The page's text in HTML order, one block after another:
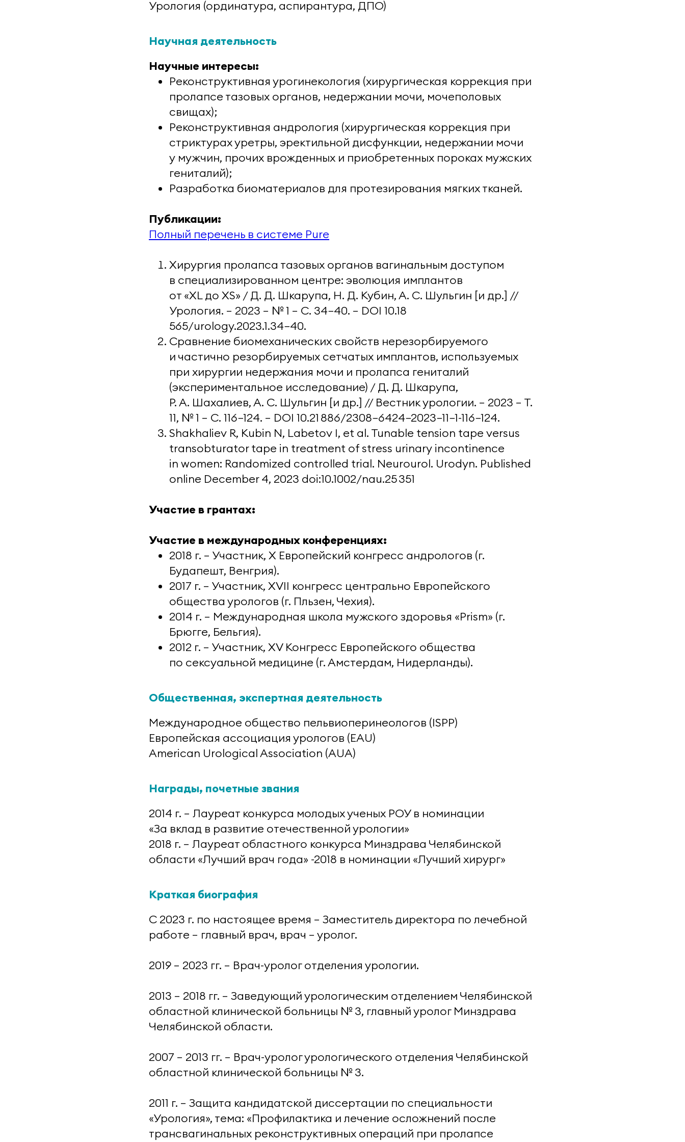
Урология (ординатура, аспирантура, ДПО)
Научная деятельность
Научные интересы:
Реконструктивная урогинекология (хирургическая коррекция при
пролапсе тазовых органов, недержании мочи, мочеполовых
свищах);
Реконструктивная андрология (хирургическая коррекция при
стриктурах уретры, эректильной дисфункции, недержании мочи
у мужчин, прочих врожденных и приобретенных пороках мужских
гениталий);
Разработка биоматериалов для протезирования мягких тканей.
Публикации:
Полный перечень в системе Pure
Хирургия пролапса тазовых органов вагинальным доступом
в специализированном центре: эволюция имплантов
от «XL до XS» / Д. Д. Шкарупа, Н. Д. Кубин, А. С. Шульгин [и др.] //
Урология. — 2023 — № 1 — С. 34−40. — DOI 10.18
565/urology.2023.1.34−40.
Сравнение биомеханических свойств нерезорбируемого
и частично резорбируемых сетчатых имплантов, используемых
при хирургии недержания мочи и пролапса гениталий
(экспериментальное исследование) / Д. Д. Шкарупа,
Р. А. Шахалиев, А. С. Шульгин [и др.] // Вестник урологии. — 2023 — Т.
11, № 1 — С. 116−124. — DOI 10.21 886/2308−6424−2023−11−1-116−124.
Shakhaliev R, Kubin N, Labetov I, et al. Tunable tension tape versus
transobturator tape in treatment of stress urinary incontinence
in women: Randomized controlled trial. Neurourol. Urodyn. Published
online December 4, 2023 doi:10.1002/nau.25 351
Участие в грантах:
Участие в международных конференциях:
2018 г. — Участник, X Европейский конгресс андрологов (г.
Будапешт, Венгрия).
2017 г. — Участник, XVII конгресс центрально Европейского
общества урологов (г. Пльзен, Чехия).
2014 г. — Международная школа мужского здоровья «Prism» (г.
Брюгге, Бельгия).
2012 г. — Участник, XV Конгресс Европейского общества
по сексуальной медицине (г. Амстердам, Нидерланды).
Общественная, экспертная деятельность
Международное общество пельвиоперинеологов (ISPP)
Европейская ассоциация урологов (EAU)
American Urological Association (AUA)
Награды, почетные звания
2014 г. — Лауреат конкурса молодых ученых РОУ в номинации
«За вклад в развитие отечественной урологии»
2018 г. — Лауреат областного конкурса Минздрава Челябинской
области «Лучший врач года» -2018 в номинации «Лучший хирург»
Краткая биография
С 2023 г. по настоящее время — Заместитель директора по лечебной
работе — главный врач, врач — уролог.
2019 — 2023 гг. — Врач-уролог отделения урологии.
2013 — 2018 гг. — Заведующий урологическим отделением Челябинской
областной клинической больницы № 3, главный уролог Минздрава
Челябинской области.
2007 — 2013 гг. — Врач-уролог урологического отделения Челябинской
областной клинической больницы № 3.
2011 г. — Защита кандидатской диссертации по специальности
«Урология», тема: «Профилактика и лечение осложнений после
трансвагинальных реконструктивных операций при пролапсе